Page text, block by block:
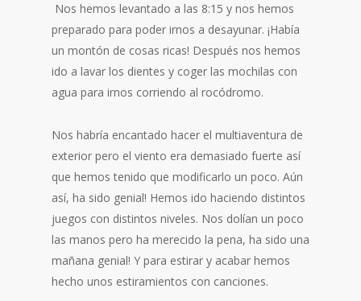
Nos hemos levantado a las 8:15 y nos hemos
preparado para poder irnos a desayunar. ¡Había
un montón de cosas ricas! Después nos hemos
ido a lavar los dientes y coger las mochilas con
agua para irnos corriendo al rocódromo.
Nos habría encantado hacer el multiaventura de
exterior pero el viento era demasiado fuerte así
que hemos tenido que modificarlo un poco. Aún
así, ha sido genial! Hemos ido haciendo distintos
juegos con distintos niveles. Nos dolían un poco
las manos pero ha merecido la pena, ha sido una
mañana genial! Y para estirar y acabar hemos
hecho unos estiramientos con canciones.